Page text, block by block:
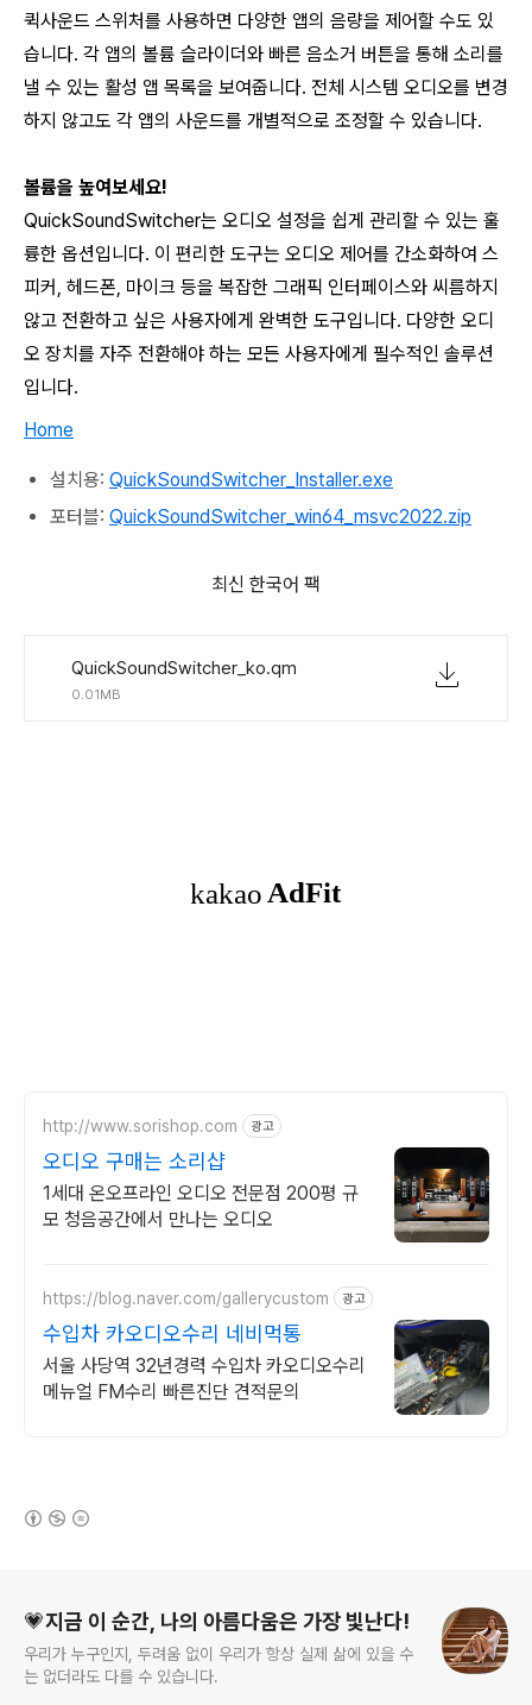
퀵사운드 스위처를 사용하면 다양한 앱의 음량을 제어할 수도 있
습니다. 각 앱의 볼륨 슬라이더와 빠른 음소거 버튼을 통해 소리를
낼 수 있는 활성 앱 목록을 보여줍니다. 전체 시스템 오디오를 변경
하지 않고도 각 앱의 사운드를 개별적으로 조정할 수 있습니다.
볼륨을 높여보세요!
QuickSoundSwitcher는 오디오 설정을 쉽게 관리할 수 있는 훌
륭한 옵션입니다. 이 편리한 도구는 오디오 제어를 간소화하여 스
피커, 헤드폰, 마이크 등을 복잡한 그래픽 인터페이스와 씨름하지
않고 전환하고 싶은 사용자에게 완벽한 도구입니다. 다양한 오디
오 장치를 자주 전환해야 하는 모든 사용자에게 필수적인 솔루션
입니다.
Home
설치용: QuickSoundSwitcher_Installer.exe
포터블: QuickSoundSwitcher_win64_msvc2022.zip
최신 한국어 팩
QuickSoundSwitcher_ko.qm
0.01MB
http://www.sorishop.com 광고
오디오 구매는 소리샵
1세대 온오프라인 오디오 전문점 200평 규
모 청음공간에서 만나는 오디오
https://blog.naver.com/gallerycustom 광고
수입차 카오디오수리 네비먹통
서울 사당역 32년경력 수입차 카오디오수리
메뉴얼 FM수리 빠른진단 견적문의
💗지금 이 순간, 나의 아름다움은 가장 빛난다!
우리가 누구인지, 두려움 없이 우리가 항상 실제 삶에 있을 수
는 없더라도 다를 수 있습니다.